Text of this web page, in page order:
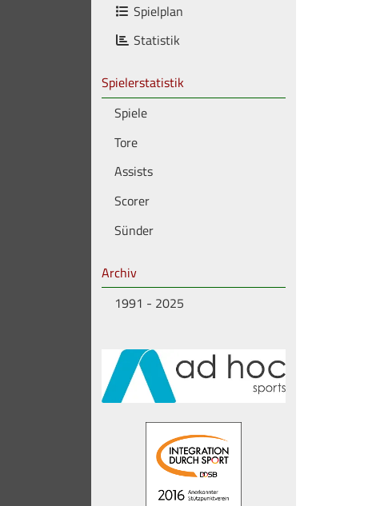
Spielplan
Statistik
Spielerstatistik
Spiele
Tore
Assists
Scorer
Sünder
Archiv
1991 - 2025